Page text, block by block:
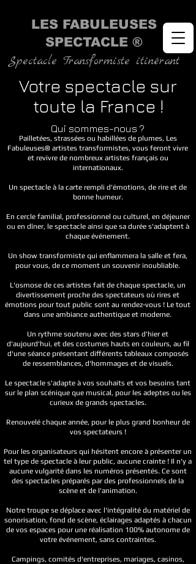
LES FABULEUSES
SPECTACLE ®
Spectacle Transformiste itinérant
Votre spectacle sur
toute la France !
Qui sommes-nous ?
Pailletées, strassées ou habillées de plumes, Les
Fabuleuses® artistes transformistes, vous feront vivre
et revivre de nombreux artistes français ou
internationaux.
Un spectacle à la carte rempli d'émotions, de rire et de
bonne humeur.
En cercle familial, professionnel ou culturel, en déjeuner
ou en dîner, le spectacle ainsi que sa durée s'adaptent à
chaque événement.
Un show transformiste qui enflammera la salle et fera,
pour vous, de ce moment un souvenir inoubliable.
L'osmose de ces artistes fait de chaque spectacle, un
divertissement proche des spectateurs où rires et
émotions pour tout public sont au rendez-vous ! Le tout
dans une ambiance authentique et moderne.
Un rythme soutenu avec des stars d'hier et
d'aujourd'hui, et des costumes hauts en couleurs, au fil
d'une séance présentant différents tableaux composés
de ressemblances, d'hommages et de visuels.
Le spectacle s'adapte à vos souhaits et vos besoins tant
sur le plan scénique que musical, pour les adeptes ou les
curieux de grands spectacles.
Renouvelé chaque année, pour le plus grand bonheur de
vos spectateurs !
Pour les organisateurs qui hésitent encore à présenter un
tel type de spectacle à leur public, aucune crainte ! Il n'y a
aucune vulgarité dans les numéros présentés. Ce sont
des spectacles préparés par des professionnels de la
scène et de l'animation.
Notre troupe se déplace avec l'intégralité du matériel de
sonorisation, fond de scène, éclairages adaptés à chacun
de vos espaces pour une réalisation 100% autonome de
votre événement, sans contraintes.
Campings, comités d'entreprises, mariages, casinos,